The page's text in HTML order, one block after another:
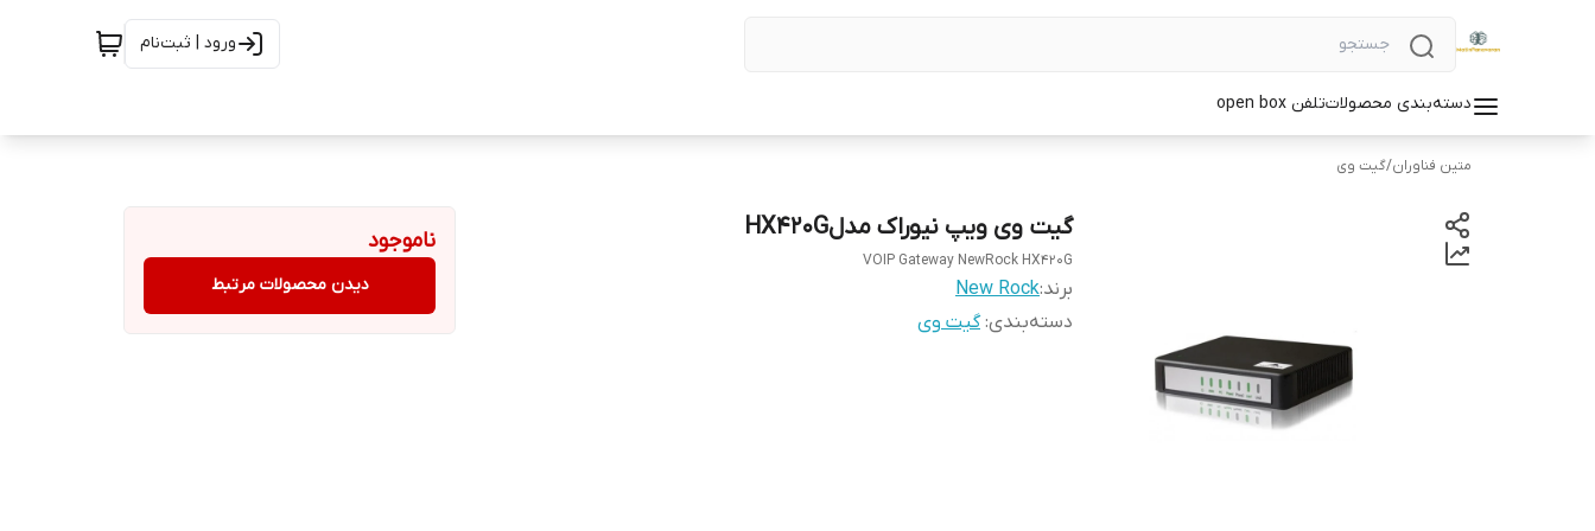
ورود | ثبت‌نام
دسته‌بندی محصولاتتلفن open box
متین فناوران/گیت وی
گیت وی ویپ نیوراک مدلHX420G
VOIP Gateway NewRock HX420G
برند:New Rock
دسته‌بندی:گیت وی
ناموجود
دیدن محصولات مرتبط